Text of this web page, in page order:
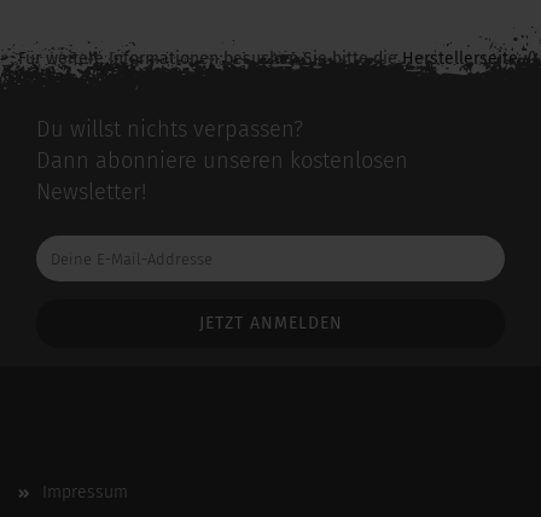
Für weitere Informationen besuchen Sie bitte dieHerstellerseite
zu diesem Artikel.
Du willst nichts verpassen?
Dann abonniere unseren kostenlosen
Newsletter!
Deine
E-
Impressum